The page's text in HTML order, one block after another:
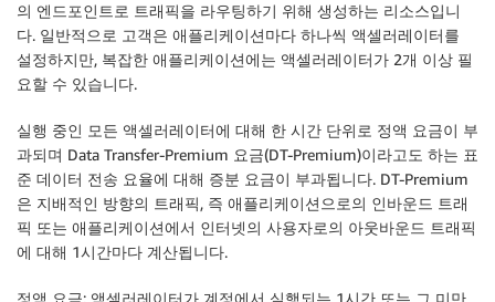
의 엔드포인트로 트래픽을 라우팅하기 위해 생성하는 리소스입니
다. 일반적으로 고객은 애플리케이션마다 하나씩 액셀러레이터를
설정하지만, 복잡한 애플리케이션에는 액셀러레이터가 2개 이상 필
요할 수 있습니다.
실행 중인 모든 액셀러레이터에 대해 한 시간 단위로 정액 요금이 부
과되며 Data Transfer-Premium 요금(DT-Premium)이라고도 하는 표
준 데이터 전송 요율에 대해 증분 요금이 부과됩니다. DT-Premium
은 지배적인 방향의 트래픽, 즉 애플리케이션으로의 인바운드 트래
픽 또는 애플리케이션에서 인터넷의 사용자로의 아웃바운드 트래픽
에 대해 1시간마다 계산됩니다.